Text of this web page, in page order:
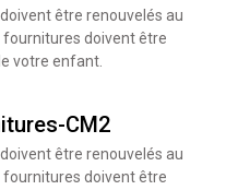
être renouvelés au
doivent être
votre enfant.
CM2
être renouvelés au
doivent être